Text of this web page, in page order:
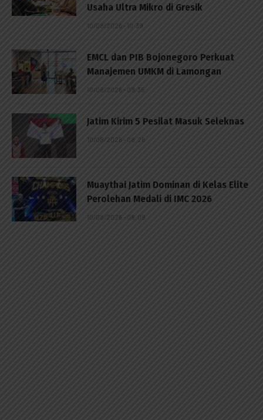
Usaha Ultra Mikro di Gresik
10/08/2026 - 10:39
EMCL dan PIB Bojonegoro Perkuat
Manajemen UMKM di Lamongan
10/08/2026 - 09:35
Jatim Kirim 5 Pesilat Masuk Seleknas
10/08/2026 - 08:26
Muaythai Jatim Dominan di Kelas Elite
Perolehan Medali di IMC 2026
10/08/2026 - 08:09